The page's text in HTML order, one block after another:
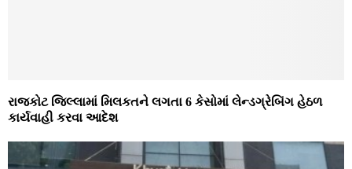
રાજકોટ જિલ્લામાં મિલકતને લગતા 6 કેસોમાં લેન્ડગ્રેબિંગ હેઠળ
કાર્યવાહી કરવા આદેશ